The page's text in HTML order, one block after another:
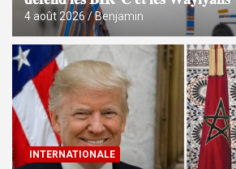
4 août 2026 Benjamin
INTERNATIONALE